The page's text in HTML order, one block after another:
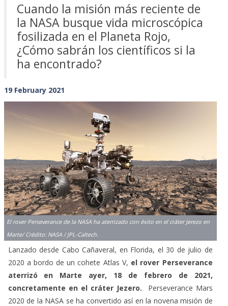
Cuando la misión más reciente de
la NASA busque vida microscópica
fosilizada en el Planeta Rojo,
¿Cómo sabrán los científicos si la
ha encontrado?
19 February 2021
El rover Perseverance de la NASA ha aterrizado con éxito en el cráter Jerezo en
Marte/ Crédito: NASA / JPL-Caltech.
Lanzado desde Cabo Cañaveral, en Florida, el 30 de julio de
2020 a bordo de un cohete Atlas V, el rover Perseverance
aterrizó en Marte ayer, 18 de febrero de 2021,
concretamente en el cráter Jezero.
Perseverance Mars
2020 de la NASA se ha convertido así en la novena misión de